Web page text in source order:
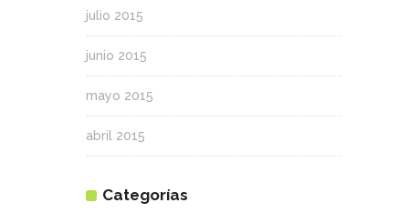
julio 2015
junio 2015
mayo 2015
abril 2015
Categorías